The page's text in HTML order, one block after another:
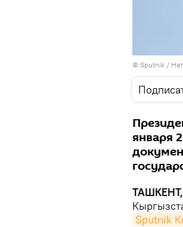
© Sputnik /
января
ТАШКЕНТ,
Sputnik